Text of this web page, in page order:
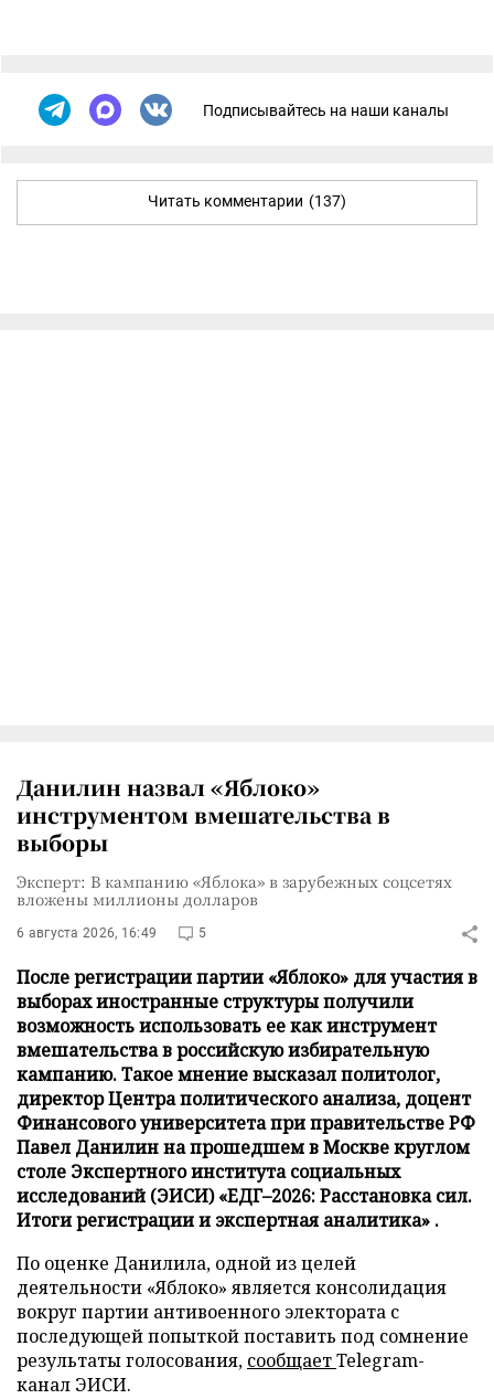
Подписывайтесь на наши каналы
Читать комментарии (137)
Данилин назвал «Яблоко»
инструментом вмешательства в
выборы
Эксперт: В кампанию «Яблока» в зарубежных соцсетях
вложены миллионы долларов
6 августа 2026, 16:49 5
После регистрации партии «Яблоко» для участия в
выборах иностранные структуры получили
возможность использовать ее как инструмент
вмешательства в российскую избирательную
кампанию. Такое мнение высказал политолог,
директор Центра политического анализа, доцент
Финансового университета при правительстве РФ
Павел Данилин на прошедшем в Москве круглом
столе Экспертного института социальных
исследований (ЭИСИ) «ЕДГ–2026: Расстановка сил.
Итоги регистрации и экспертная аналитика» .
По оценке Данилила, одной из целей
деятельности «Яблоко» является консолидация
вокруг партии антивоенного электората с
последующей попыткой поставить под сомнение
результаты голосования, сообщаетTelegram-
канал ЭИСИ.